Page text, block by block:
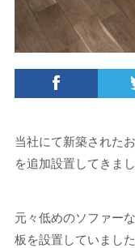
当社にて新築された
を追加設置してきまし
元々低めのソファー
板を設置していました